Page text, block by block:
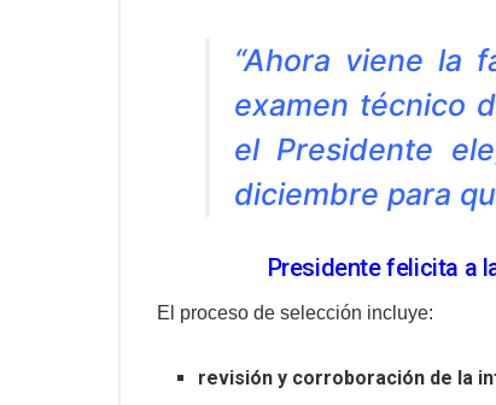
“Ahora viene la
examen técnico
el Presidente
diciembre para
Presidente felicita a
El proceso de selección incluye:
revisión y corroboración de la